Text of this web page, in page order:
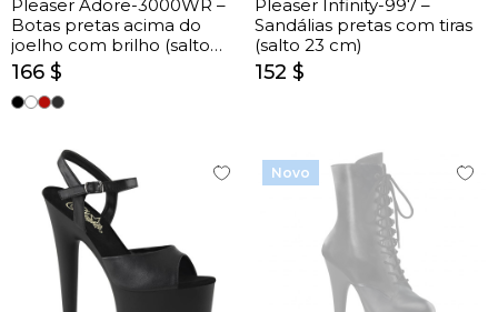
Pleaser Adore-3000WR –
Botas pretas acima do
joelho com brilho (salto
17,8 cm)
166 $
Pleaser Infinity-997 –
Sandálias pretas com tiras
(salto 23 cm)
152 $
Novo